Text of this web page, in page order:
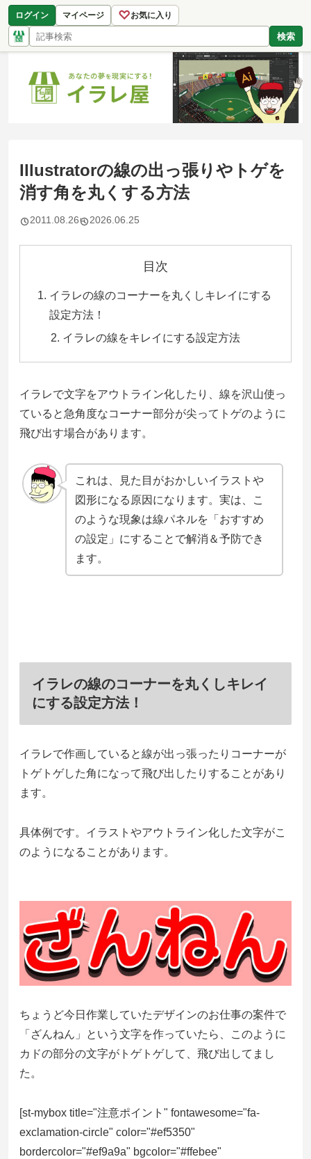
ログイン マイページ ♡お気に入り
検索
Illustratorの線の出っ張りやトゲを
消す角を丸くする方法
2011.08.26 2026.06.25
目次
イラレの線のコーナーを丸くしキレイにする
設定方法！
イラレの線をキレイにする設定方法
イラレで文字をアウトライン化したり、線を沢山使っ
ていると急角度なコーナー部分が尖ってトゲのように
飛び出す場合があります。
これは、見た目がおかしいイラストや
図形になる原因になります。実は、こ
のような現象は線パネルを「おすすめ
の設定」にすることで解消＆予防でき
ます。
イラレの線のコーナーを丸くしキレイ
にする設定方法！
イラレで作画していると線が出っ張ったりコーナーが
トゲトゲした角になって飛び出したりすることがあり
ます。
具体例です。イラストやアウトライン化した文字がこ
のようになることがあります。
ちょうど今日作業していたデザインのお仕事の案件で
「ざんねん」という文字を作っていたら、このように
カドの部分の文字がトゲトゲして、飛び出してまし
た。
[st-mybox title="注意ポイント" fontawesome="fa-
exclamation-circle" color="#ef5350"
bordercolor="#ef9a9a" bgcolor="#ffebee"